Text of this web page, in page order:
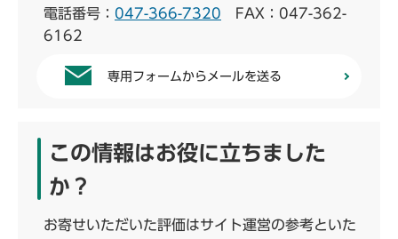
電話番号： 047-366-7320 FAX：047-362-
6162
専用フォームからメールを送る
この情報はお役に立ちました
か？
お寄せいただいた評価はサイト運営の参考といた